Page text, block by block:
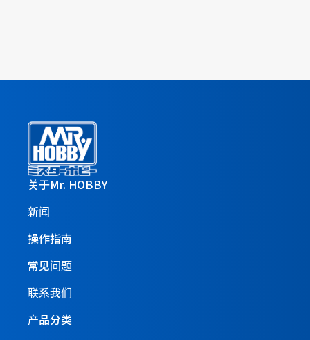
关于Mr. HOBBY
新闻
操作指南
常见问题
联系我们
产品分类